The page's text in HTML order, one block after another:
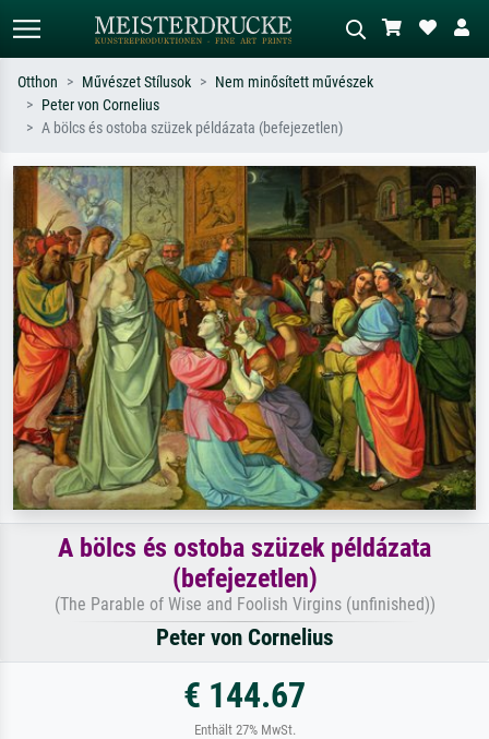
Alap keresés MI-képkereső
szerint – pl. Monet, Csillagos éj,
impresszionizmus, Hokusai-hullám,
akt.
piros absztrakt, sötét olajkép, álló akt
egy fa mellett.
Otthon Művészet Stílusok
Nem minősített művészek
Peter von Cornelius
A bölcs és ostoba szüzek példázata (befejezetlen)
A bölcs és ostoba szüzek példázata
(befejezetlen)
(The Parable of Wise and Foolish Virgins (unfinished))
Peter von Cornelius
€ 144.67
Enthält 27% MwSt.